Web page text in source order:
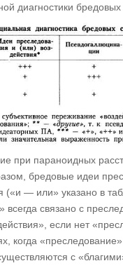
диагностики бредовых
при параноидных
бредовые идеи
(«и — или» указано в
всегда связано с
если нет
когда
с